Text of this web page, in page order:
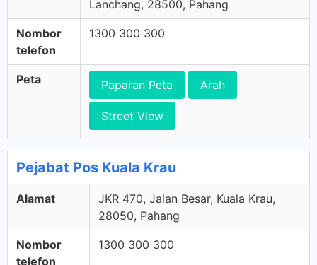
Lanchang, 28500, Pahang
Nombor
telefon
1300 300 300
Peta Paparan Peta Arah
Street View
Pejabat Pos Kuala Krau
Alamat
JKR 470, Jalan Besar, Kuala Krau,
28050, Pahang
Nombor
telefon
1300 300 300